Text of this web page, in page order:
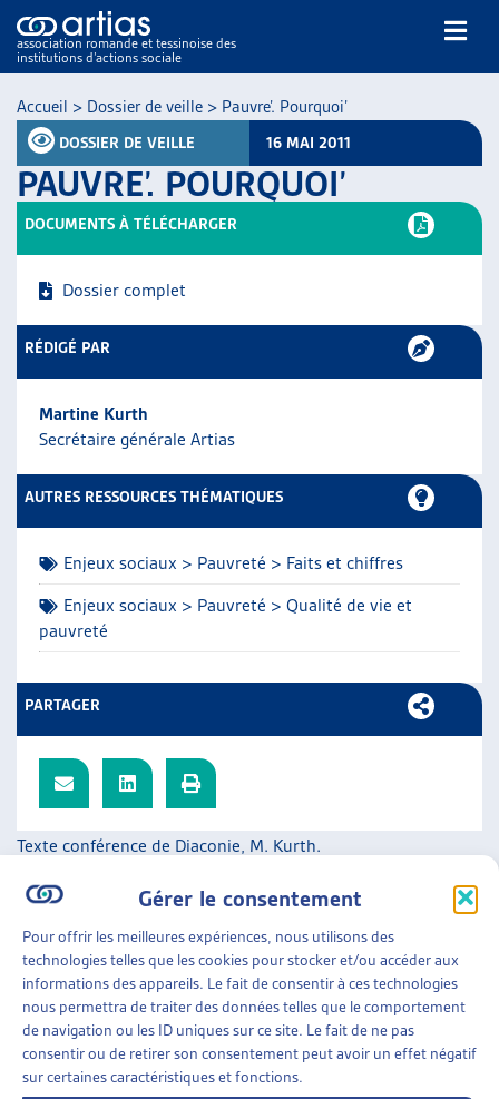
Gérer le consentement
Pour offrir les meilleures expériences, nous utilisons des
technologies telles que les cookies pour stocker et/ou accéder aux
informations des appareils. Le fait de consentir à ces technologies
nous permettra de traiter des données telles que le comportement
de navigation ou les ID uniques sur ce site. Le fait de ne pas
consentir ou de retirer son consentement peut avoir un effet négatif
sur certaines caractéristiques et fonctions.
association romande et tessinoise des
institutions d’actions sociale
NOS PUBLICATIONS
ARTICLES
THÉMATIQUES
GUIDE SOCIAL ROMAND
PROJETS ET ACTIVITÉS
JOURNÉES D’AUTOMNE
Accueil > Dossier de veille > Pauvre’. Pourquoi’
DOSSIER DE VEILLE 16 MAI 2011
PAUVRE’. POURQUOI’
Texte conférence de Diaconie, M. Kurth.
DOSSIER DU MOIS
LA PAUVRETÉ EN HÉRITAGE : UNE FATALITÉ ?
DONNER UNE PLACE AUX ENFANTS À L’AIDE
SOCIALE
Un tiers des bénéficiaires de l’aide sociale sont des
enfants : c’est le groupe démographique le plus
nombreux dans le dispositif. Ces derniers ont, par [...]
DOCUMENTS À TÉLÉCHARGER
Dossier complet
RÉDIGÉ PAR
Martine Kurth
Secrétaire générale Artias
AUTRES RESSOURCES THÉMATIQUES
Enjeux sociaux > Pauvreté > Faits et chiffres
Enjeux sociaux > Pauvreté > Qualité de vie et
pauvreté
PARTAGER